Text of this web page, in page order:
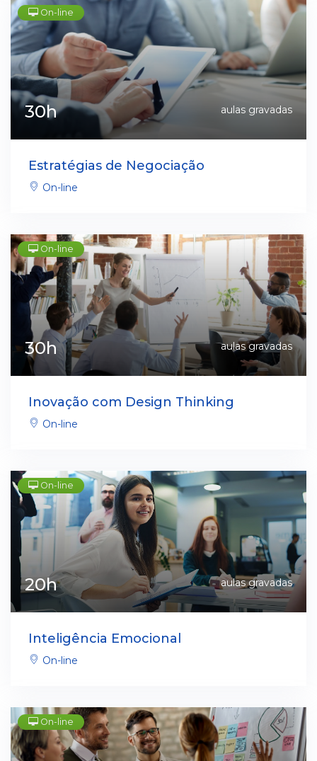
On-line
30h aulas gravadas
Estratégias de Negociação
On-line
On-line
30h aulas gravadas
Inovação com Design Thinking
On-line
On-line
20h aulas gravadas
Inteligência Emocional
On-line
On-line